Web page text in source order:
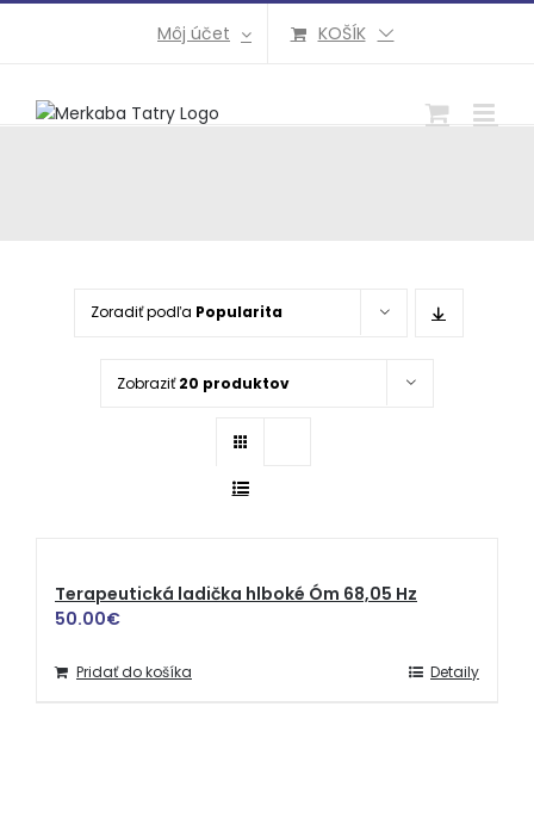
Môj účet KOŠÍK
Zoradiť podľa Popularita
Zobraziť20 produktov
Terapeutická ladička hlboké Óm 68,05 Hz
50.00€
Pridať do košíka Detaily